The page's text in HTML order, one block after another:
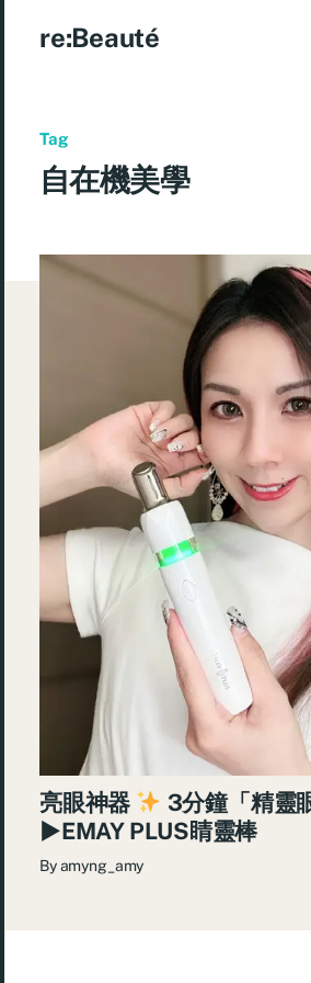
re:Beauté
Tag
自在機美學
亮眼神器
3分鐘「精靈
►EMAY PLUS睛靈棒
Byamyng_amy